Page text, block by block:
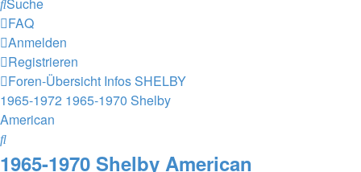
FAQ
Anmelden
Registrieren
Foren-Übersicht InfosSHELBY
1965-1972 1965-1970 Shelby
American
Suche
1965-1970 Shelby American